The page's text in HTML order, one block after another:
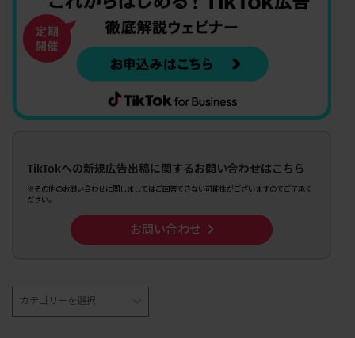
TikTokへの新規広告出稿に関するお問い合わせはこちら
※その他のお問い合わせに関しましてはご回答できない可能性がございますのでご了承く
ださい。
お問い合わせ